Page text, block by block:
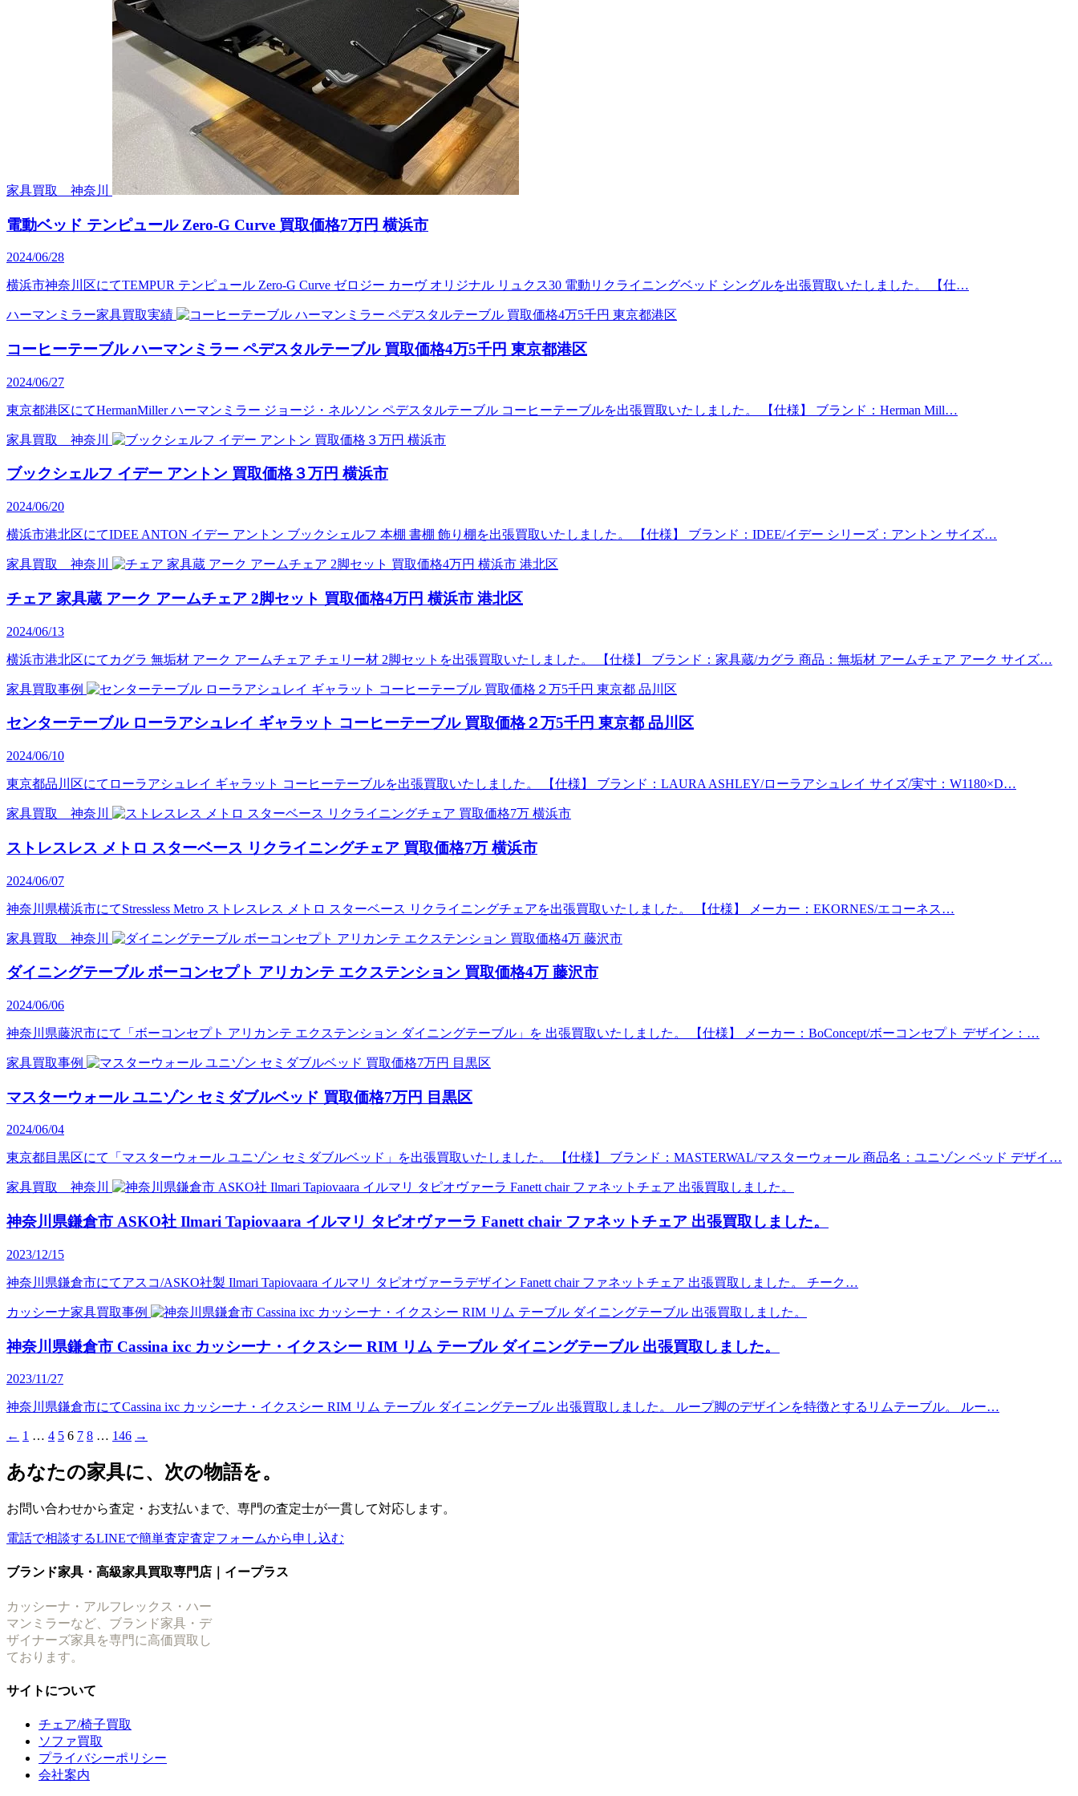
家具買取 神奈川
電動ベッド テンピュール Zero-G Curve 買取価格7万円 横浜市
2024/06/28
横浜市神奈川区にてTEMPUR テンピュール Zero-G Curve ゼロジー カーヴ オリジナル リュクス30 電動リクライニングベッド シングルを出張買取いたしました。 【仕…
ハーマンミラー家具買取実績
コーヒーテーブル ハーマンミラー ペデスタルテーブル 買取価格4万5千円 東京都港区
2024/06/27
東京都港区にてHermanMiller ハーマンミラー ジョージ・ネルソン ペデスタルテーブル コーヒーテーブルを出張買取いたしました。 【仕様】 ブランド：Herman Mill…
家具買取 神奈川
ブックシェルフ イデー アントン 買取価格３万円 横浜市
2024/06/20
横浜市港北区にてIDEE ANTON イデー アントン ブックシェルフ 本棚 書棚 飾り棚を出張買取いたしました。 【仕様】 ブランド：IDEE/イデー シリーズ：アントン サイズ…
家具買取 神奈川
チェア 家具蔵 アーク アームチェア 2脚セット 買取価格4万円 横浜市 港北区
2024/06/13
横浜市港北区にてカグラ 無垢材 アーク アームチェア チェリー材 2脚セットを出張買取いたしました。 【仕様】 ブランド：家具蔵/カグラ 商品：無垢材 アームチェア アーク サイズ…
家具買取事例
センターテーブル ローラアシュレイ ギャラット コーヒーテーブル 買取価格２万5千円 東京都 品川区
2024/06/10
東京都品川区にてローラアシュレイ ギャラット コーヒーテーブルを出張買取いたしました。 【仕様】 ブランド：LAURA ASHLEY/ローラアシュレイ サイズ/実寸：W1180×D…
家具買取 神奈川
ストレスレス メトロ スターベース リクライニングチェア 買取価格7万 横浜市
2024/06/07
神奈川県横浜市にてStressless Metro ストレスレス メトロ スターベース リクライニングチェアを出張買取いたしました。 【仕様】 メーカー：EKORNES/エコーネス…
家具買取 神奈川
ダイニングテーブル ボーコンセプト アリカンテ エクステンション 買取価格4万 藤沢市
2024/06/06
神奈川県藤沢市にて「ボーコンセプト アリカンテ エクステンション ダイニングテーブル」を 出張買取いたしました。 【仕様】 メーカー：BoConcept/ボーコンセプト デザイン：…
家具買取事例
マスターウォール ユニゾン セミダブルベッド 買取価格7万円 目黒区
2024/06/04
東京都目黒区にて「マスターウォール ユニゾン セミダブルベッド」を出張買取いたしました。 【仕様】 ブランド：MASTERWAL/マスターウォール 商品名：ユニゾン ベッド デザイ…
家具買取 神奈川
神奈川県鎌倉市 ASKO社 Ilmari Tapiovaara イルマリ タピオヴァーラ Fanett chair ファネットチェア 出張買取しました。
2023/12/15
神奈川県鎌倉市にてアスコ/ASKO社製 Ilmari Tapiovaara イルマリ タピオヴァーラデザイン Fanett chair ファネットチェア 出張買取しました。 チーク…
カッシーナ家具買取事例
神奈川県鎌倉市 Cassina ixc カッシーナ・イクスシー RIM リム テーブル ダイニングテーブル 出張買取しました。
2023/11/27
神奈川県鎌倉市にてCassina ixc カッシーナ・イクスシー RIM リム テーブル ダイニングテーブル 出張買取しました。 ループ脚のデザインを特徴とするリムテーブル。 ルー…
投
稿
ペ
ー
ジ
り
← 1 … 4 5 6 7 8 … 146 →
あなたの家具に、次の物語を。
お問い合わせから査定・お支払いまで、専門の査定士が一貫して対応します。
電話で相談するLINEで簡単査定査定フォームから申し込む
ブランド家具・高級家具買取専門店｜イープラス
カッシーナ・アルフレックス・ハー
マンミラーなど、ブランド家具・デ
ザイナーズ家具を専門に高価買取し
ております。
サイトについて
チェア/椅子買取
ソファ買取
プライバシーポリシー
会社案内